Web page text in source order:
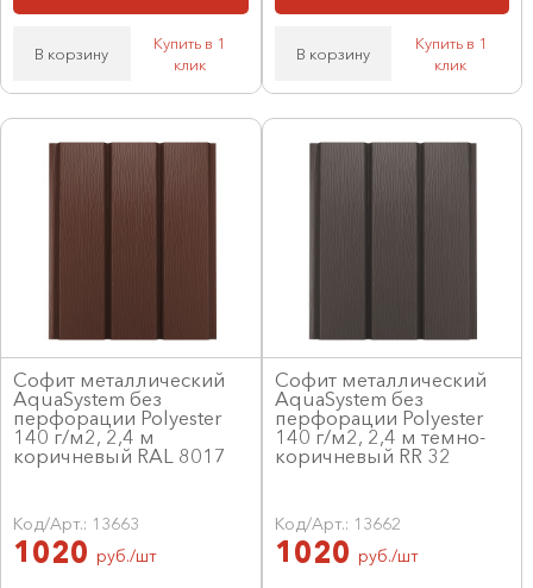
В корзину
Купить в 1
клик
В корзину
Купить в 1
клик
Софит металлический
AquaSystem без
перфорации Polyester
140 г/м2, 2,4 м
коричневый RAL 8017
Код/Арт.: 13663
1020 руб./шт
Софит металлический
AquaSystem без
перфорации Polyester
140 г/м2, 2,4 м темно-
коричневый RR 32
Код/Арт.: 13662
1020 руб./шт